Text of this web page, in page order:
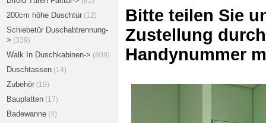
200cm höhe Duschtür(12)
Schiebetür Duschabtrennung-
> (339)
Walk In Duschkabinen-> (809)
Duschtassen(14)
Zubehör(19)
Bauplatten(17)
Badewanne(4)
Bitte teilen Sie
Zustellung
Handynummer